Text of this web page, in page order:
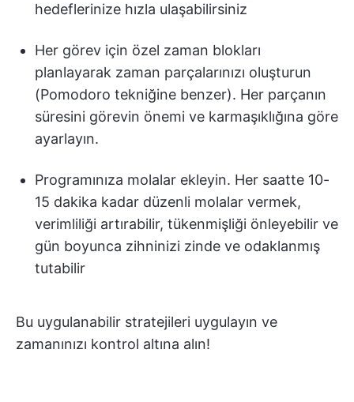
hedeflerinize hızla ulaşabilirsiniz
Her görev için özel zaman blokları
planlayarak zaman parçalarınızı oluşturun
(Pomodoro tekniğine benzer). Her parçanın
süresini görevin önemi ve karmaşıklığına göre
ayarlayın.
Programınıza molalar ekleyin. Her saatte 10-
15 dakika kadar düzenli molalar vermek,
verimliliği artırabilir, tükenmişliği önleyebilir ve
gün boyunca zihninizi zinde ve odaklanmış
tutabilir
Bu uygulanabilir stratejileri uygulayın ve
zamanınızı kontrol altına alın!